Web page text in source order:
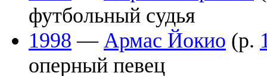
футбольный судья
1998 — Армас Йокио (р.
оперный певец